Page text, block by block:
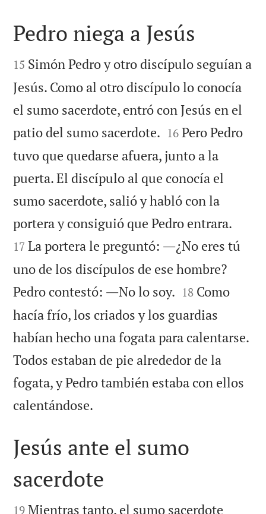

Pedro niega a Jesús

15 Simón Pedro y otro discípulo seguían a
Jesús. Como al otro discípulo lo conocía
el sumo sacerdote, entró con Jesús en el
patio del sumo sacerdote. 

16 Pero Pedro
tuvo que quedarse afuera, junto a la
puerta. El discípulo al que conocía el
sumo sacerdote, salió y habló con la
portera y consiguió que Pedro entrara.
17 La portera le preguntó: ―¿No eres tú
uno de los discípulos de ese hombre?
Pedro contestó: ―No lo soy. 

18 Como
hacía frío, los criados y los guardias
habían hecho una fogata para calentarse.
Todos estaban de pie alrededor de la
fogata, y Pedro también estaba con ellos
calentándose.
Jesús ante el sumo
sacerdote

19 Mientras tanto, el sumo sacerdote